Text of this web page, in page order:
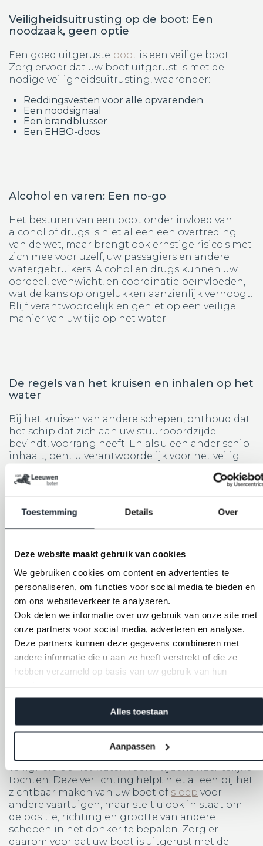
Toestemming Details Over
Deze website maakt gebruik van cookies
We gebruiken cookies om content en advertenties te
personaliseren, om functies voor social media te bieden en
om ons websiteverkeer te analyseren.
Ook delen we informatie over uw gebruik van onze site met
onze partners voor social media, adverteren en analyse.
Deze partners kunnen deze gegevens combineren met
andere informatie die u aan ze heeft verstrekt of die ze
hebben verzameld op basis van uw gebruik van hun
Alles toestaan
Aanpassen
Veiligheidsuitrusting op de boot: Een
noodzaak, geen optie
Een goed uitgeruste boot is een veilige boot.
Zorg ervoor dat uw boot uitgerust is met de
nodige veiligheidsuitrusting, waaronder:
Reddingsvesten voor alle opvarenden
Een noodsignaal
Een brandblusser
Een EHBO-doos
Alcohol en varen: Een no-go
Het besturen van een boot onder invloed van
alcohol of drugs is niet alleen een overtreding
van de wet, maar brengt ook ernstige risico's met
zich mee voor uzelf, uw passagiers en andere
watergebruikers. Alcohol en drugs kunnen uw
oordeel, evenwicht, en coördinatie beïnvloeden,
wat de kans op ongelukken aanzienlijk verhoogt.
Blijf verantwoordelijk en geniet op een veilige
manier van uw tijd op het water.
De regels van het kruisen en inhalen op het
water
Bij het kruisen van andere schepen, onthoud dat
het schip dat zich aan uw stuurboordzijde
bevindt, voorrang heeft. En als u een ander schip
inhaalt, bent u verantwoordelijk voor het veilig
de andere boot niet hindert of in gevaar brengt.
watergebruikers
Het minimaliseren van golfoverlast is een
belangrijk aspect van verantwoordelijk varen en
toont respect voor andere watergebruikers.
Golven die door uw boot worden veroorzaakt,
kunnen aanzienlijke overlast en zelfs schade
berokkenen aan kleinere boten, zwemmers, en
de natuurlijke omgeving langs de waterkant.
voor nachtelijke tochten
Correcte navigatieverlichting is cruciaal voor de
veiligheid op het water, vooral tijdens nachtelijke
tochten. Deze verlichting helpt niet alleen bij het
zichtbaar maken van uw boot of sloep voor
andere vaartuigen, maar stelt u ook in staat om
de positie, richting en grootte van andere
schepen in het donker te bepalen. Zorg er
daarom voor dat uw boot is uitgerust met de